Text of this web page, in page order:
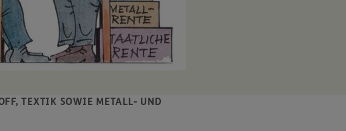
TEXTIK SOWIE METALL- UND